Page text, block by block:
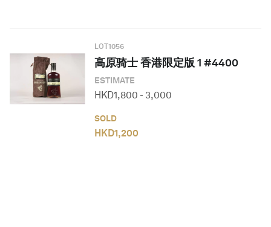
LOT1056
高原骑士 香港限定版 1 #4400
ESTIMATE
HKD1,800 - 3,000
SOLD
HKD1,200